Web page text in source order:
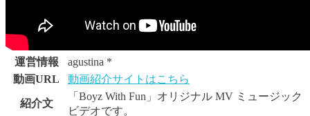
運営情報
agustina *
動画URL
動画紹介サイトはこちら
紹介文
「Boyz With Fun」オリジナル MV ミュージック
ビデオです。